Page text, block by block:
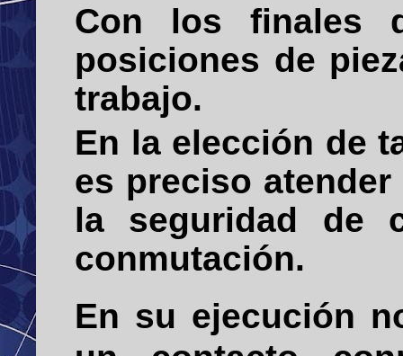
Con los finales
posiciones de
trabajo.
En la elección de
es preciso
la seguridad de
conmutación.
En su ejecución